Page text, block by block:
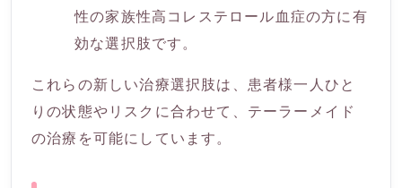
性の家族性高コレステロール血症の方に有
効な選択肢です。
これらの新しい治療選択肢は、患者様一人ひと
りの状態やリスクに合わせて、テーラーメイド
の治療を可能にしています。